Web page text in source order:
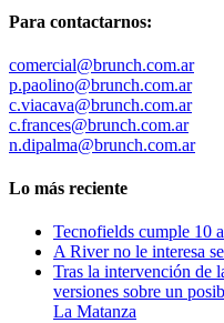
Para contactarnos:
comercial@brunch.com.ar
p.paolino@brunch.com.ar
c.viacava@brunch.com.ar
c.frances@brunch.com.ar
n.dipalma@brunch.com.ar
Lo más reciente
Tecnofields cumple 10
A River no le interesa
Tras la intervención de
versiones sobre un
La Matanza